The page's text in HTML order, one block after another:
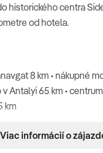
historického centra
od hotela.
8 km • nákupné
v Antalyi 65 km •
km
Viac informácií o